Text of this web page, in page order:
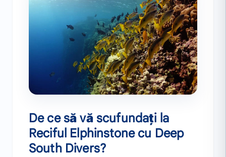
De ce să vă scufundați la
Reciful Elphinstone cu Deep
South Divers?